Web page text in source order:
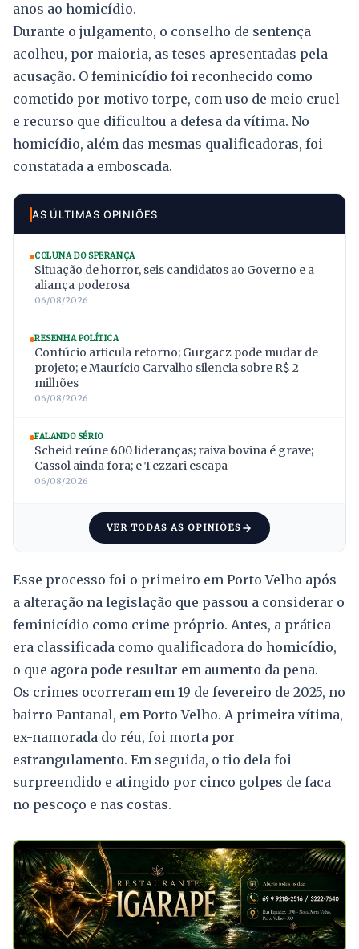
anos ao homicídio.
Durante o julgamento, o conselho de sentença
acolheu, por maioria, as teses apresentadas pela
acusação. O feminicídio foi reconhecido como
cometido por motivo torpe, com uso de meio cruel
e recurso que dificultou a defesa da vítima. No
homicídio, além das mesmas qualificadoras, foi
constatada a emboscada.
AS ÚLTIMAS OPINIÕES
COLUNA DO SPERANÇA
Situação de horror, seis candidatos ao Governo e a
aliança poderosa
06/08/2026
RESENHA POLÍTICA
Confúcio articula retorno; Gurgacz pode mudar de
projeto; e Maurício Carvalho silencia sobre R$ 2
milhões
06/08/2026
FALANDO SÉRIO
Scheid reúne 600 lideranças; raiva bovina é grave;
Cassol ainda fora; e Tezzari escapa
06/08/2026
VER TODAS AS OPINIÕES
Esse processo foi o primeiro em Porto Velho após
a alteração na legislação que passou a considerar o
feminicídio como crime próprio. Antes, a prática
era classificada como qualificadora do homicídio,
o que agora pode resultar em aumento da pena.
Os crimes ocorreram em 19 de fevereiro de 2025, no
bairro Pantanal, em Porto Velho. A primeira vítima,
ex-namorada do réu, foi morta por
estrangulamento. Em seguida, o tio dela foi
surpreendido e atingido por cinco golpes de faca
no pescoço e nas costas.